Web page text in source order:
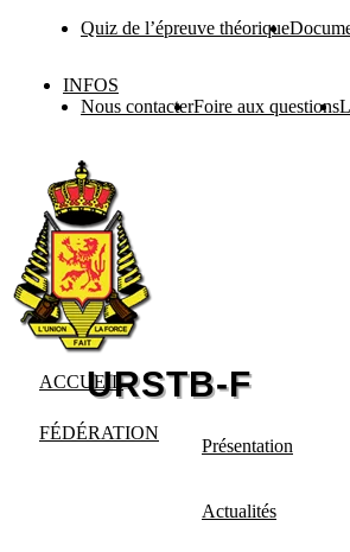
Quiz de l’épreuve théorique
INFOS
Nous contacterFoire aux questions
ACCUEIL
FÉDÉRATION
Présentation
Actualités